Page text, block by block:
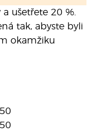
ušetřete 20 %.
tak, abyste byli
okamžiku